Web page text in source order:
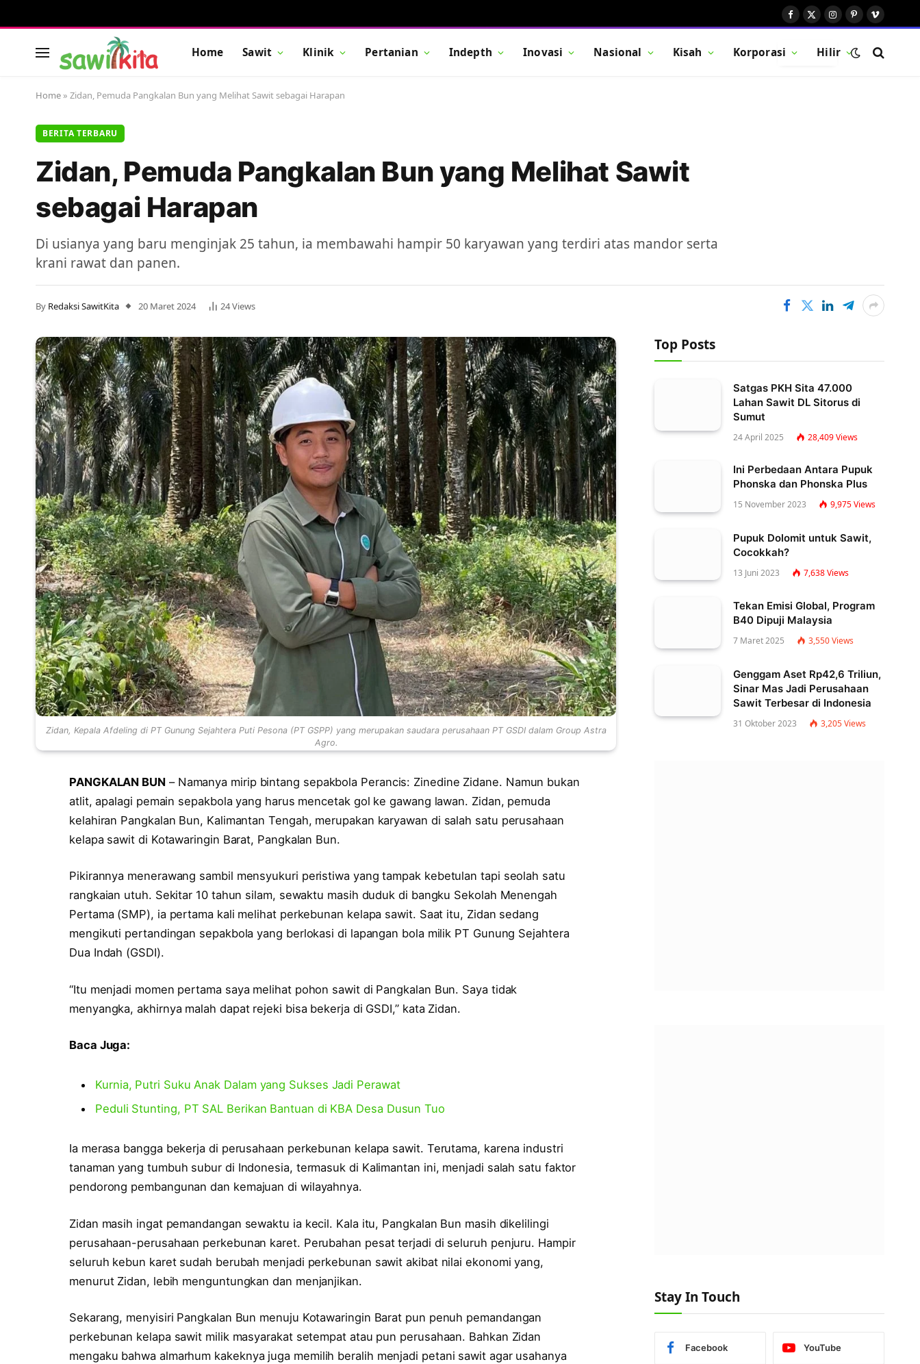
Facebook
X
Instagram
Pinterest
Vimeo
Home Sawit Klinik Pertanian Indepth Inovasi Nasional Kisah Korporasi Hilir
BUTTON
Home » Zidan, Pemuda Pangkalan Bun yang Melihat Sawit sebagai Harapan
BERITA TERBARU
Zidan, Pemuda Pangkalan Bun yang Melihat Sawit
sebagai Harapan
Di usianya yang baru menginjak 25 tahun, ia membawahi hampir 50 karyawan yang terdiri atas mandor serta
krani rawat dan panen.
By Redaksi SawitKita 20 Maret 2024 24Views
Zidan, Kepala Afdeling di PT Gunung Sejahtera Puti Pesona (PT GSPP) yang merupakan saudara perusahaan PT GSDI dalam Group Astra
Agro.
PANGKALAN BUN– Namanya mirip bintang sepakbola Perancis: Zinedine Zidane. Namun bukan
atlit, apalagi pemain sepakbola yang harus mencetak gol ke gawang lawan. Zidan, pemuda
kelahiran Pangkalan Bun, Kalimantan Tengah, merupakan karyawan di salah satu perusahaan
kelapa sawit di Kotawaringin Barat, Pangkalan Bun.
Pikirannya menerawang sambil mensyukuri peristiwa yang tampak kebetulan tapi seolah satu
rangkaian utuh. Sekitar 10 tahun silam, sewaktu masih duduk di bangku Sekolah Menengah
Pertama (SMP), ia pertama kali melihat perkebunan kelapa sawit. Saat itu, Zidan sedang
mengikuti pertandingan sepakbola yang berlokasi di lapangan bola milik PT Gunung Sejahtera
Dua Indah (GSDI).
“Itu menjadi momen pertama saya melihat pohon sawit di Pangkalan Bun. Saya tidak
menyangka, akhirnya malah dapat rejeki bisa bekerja di GSDI,” kata Zidan.
Baca Juga:
Kurnia, Putri Suku Anak Dalam yang Sukses Jadi Perawat
Peduli Stunting, PT SAL Berikan Bantuan di KBA Desa Dusun Tuo
Ia merasa bangga bekerja di perusahaan perkebunan kelapa sawit. Terutama, karena industri
tanaman yang tumbuh subur di Indonesia, termasuk di Kalimantan ini, menjadi salah satu faktor
pendorong pembangunan dan kemajuan di wilayahnya.
Zidan masih ingat pemandangan sewaktu ia kecil. Kala itu, Pangkalan Bun masih dikelilingi
perusahaan-perusahaan perkebunan karet. Perubahan pesat terjadi di seluruh penjuru. Hampir
seluruh kebun karet sudah berubah menjadi perkebunan sawit akibat nilai ekonomi yang,
menurut Zidan, lebih menguntungkan dan menjanjikan.
Sekarang, menyisiri Pangkalan Bun menuju Kotawaringin Barat pun penuh pemandangan
perkebunan kelapa sawit milik masyarakat setempat atau pun perusahaan. Bahkan Zidan
mengaku bahwa almarhum kakeknya juga memilih beralih menjadi petani sawit agar usahanya
Top Posts
Satgas PKH Sita 47.000
Lahan Sawit DL Sitorus di
Sumut
24 April 2025 28,409Views
Ini Perbedaan Antara Pupuk
Phonska dan Phonska Plus
15 November 2023 9,975Views
Pupuk Dolomit untuk Sawit,
Cocokkah?
13 Juni 2023 7,638Views
Tekan Emisi Global, Program
B40 Dipuji Malaysia
7 Maret 2025 3,550Views
Genggam Aset Rp42,6 Triliun,
Sinar Mas Jadi Perusahaan
Sawit Terbesar di Indonesia
31 Oktober 2023 3,205Views
Stay In Touch
Facebook YouTube